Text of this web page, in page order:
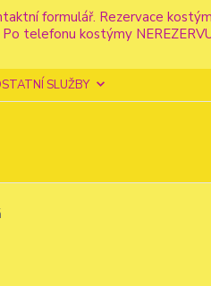
formulář. Rezervace
telefonu kostýmy
SLUŽBY